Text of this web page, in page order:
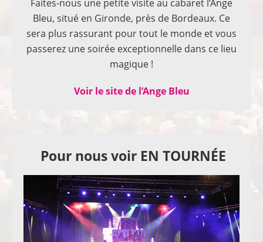
Faites-nous une petite visite au cabaret l’Ange
Bleu, situé en Gironde, près de Bordeaux. Ce
sera plus rassurant pour tout le monde et vous
passerez une soirée exceptionnelle dans ce lieu
magique !
Voir le site de l’Ange Bleu
Pour nous voir EN TOURNÉE